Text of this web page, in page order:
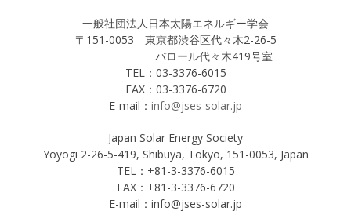
一般社団法人日本太陽エネルギー学会
〒151-0053 東京都渋谷区代々木2-26-5
バロール代々木419号室
TEL：03-3376-6015
FAX：03-3376-6720
E-mail： info@jses-solar.jp
Japan Solar Energy Society
Yoyogi 2-26-5-419, Shibuya, Tokyo, 151-0053, Japan
TEL：+81-3-3376-6015
FAX：+81-3-3376-6720
E-mail：info@jses-solar.jp